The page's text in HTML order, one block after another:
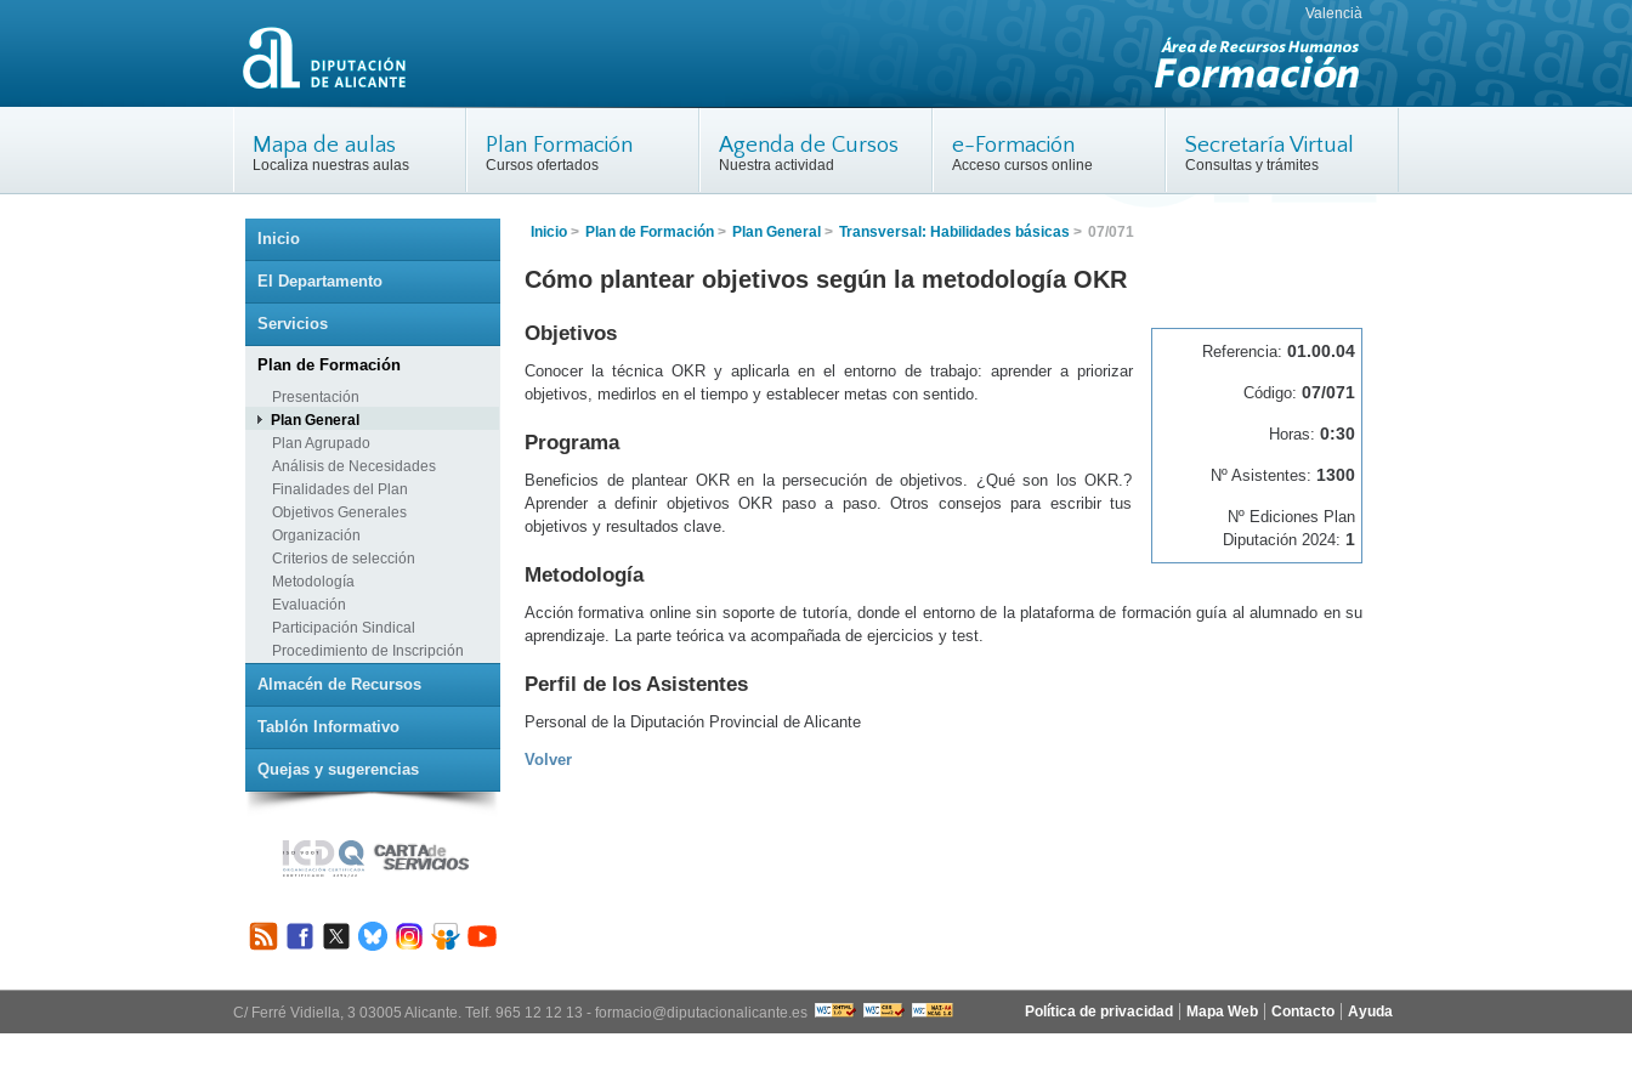
Valencià
Mapa de aulas
Localiza nuestras aulas
Plan Formación
Cursos ofertados
Agenda de Cursos
Nuestra actividad
e-Formación
Acceso cursos online
Secretaría Virtual
Consultas y trámites
Inicio > Plan de Formación > Plan General > Transversal: Habilidades básicas > 07/071
Cómo plantear objetivos según la metodología OKR
Referencia: 01.00.04
Código: 07/071
Horas: 0:30
Nº Asistentes: 1300
Nº Ediciones Plan
Diputación 2024: 1
Objetivos
Conocer la técnica OKR y aplicarla en el entorno de trabajo: aprender a priorizar
objetivos, medirlos en el tiempo y establecer metas con sentido.
Programa
Beneficios de plantear OKR en la persecución de objetivos. ¿Qué son los OKR.?
Aprender a definir objetivos OKR paso a paso. Otros consejos para escribir tus
objetivos y resultados clave.
Metodología
Acción formativa online sin soporte de tutoría, donde el entorno de la plataforma de formación guía al alumnado en su
aprendizaje. La parte teórica va acompañada de ejercicios y test.
Perfil de los Asistentes
Personal de la Diputación Provincial de Alicante
Volver
Inicio
El Departamento
Servicios
Plan de Formación
Presentación
Plan General
Plan Agrupado
Análisis de Necesidades
Finalidades del Plan
Objetivos Generales
Organización
Criterios de selección
Metodología
Evaluación
Participación Sindical
Procedimiento de Inscripción
Almacén de Recursos
Tablón Informativo
Quejas y sugerencias
C/ Ferré Vidiella, 3 03005 Alicante. Telf. 965 12 12 13 - formacio@diputacionalicante.es Política de privacidad Mapa Web Contacto Ayuda